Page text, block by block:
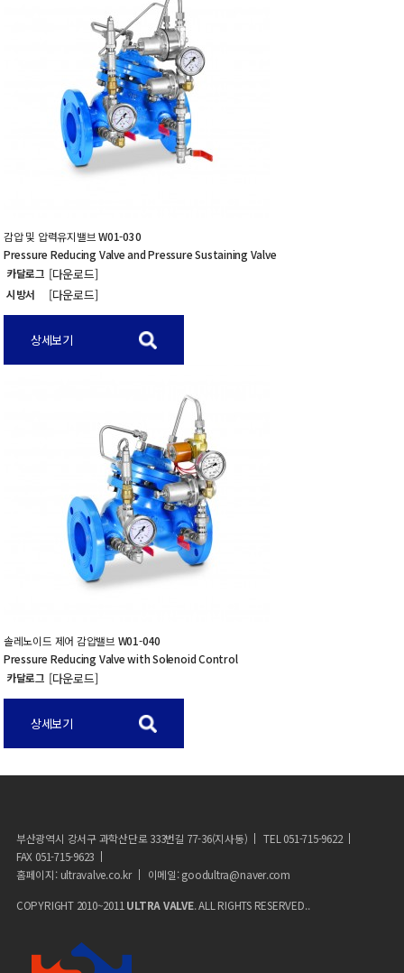
감압 및 압력유지밸브W01-030
Pressure Reducing Valve and Pressure Sustaining Valve
카달로그 [다운로드]
시방서 [다운로드]
상세보기
솔레노이드 제어 감압밸브 W01-040
Pressure Reducing Valve with Solenoid Control
카달로그 [다운로드]
상세보기
부산광역시 강서구 과학산단로 333번길 77-36(지사동)
TEL 051-715-9622
FAX 051-715-9623
홈페이지: ultravalve.co.kr
이메일: goodultra@naver.com
COPYRIGHT 2010~2011 ULTRA VALVE. ALL RIGHTS RESERVED..